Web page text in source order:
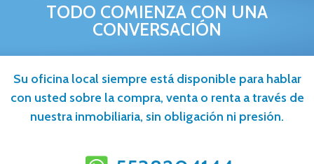
TODO COMIENZA CON UNA
CONVERSACIÓN
Su oficina local siempre está disponible para hablar
con usted sobre la compra, venta o renta a través de
nuestra inmobiliaria, sin obligación ni presión.